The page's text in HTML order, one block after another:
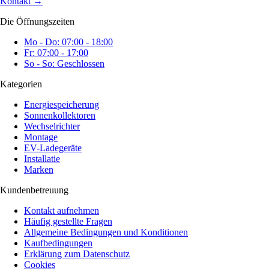
Die Öffnungszeiten
Mo - Do: 07:00 - 18:00
Fr: 07:00 - 17:00
So - So: Geschlossen
Kategorien
Energiespeicherung
Sonnenkollektoren
Wechselrichter
Montage
EV-Ladegeräte
Installatie
Marken
Kundenbetreuung
Kontakt aufnehmen
Häufig gestellte Fragen
Allgemeine Bedingungen und Konditionen
Kaufbedingungen
Erklärung zum Datenschutz
Cookies